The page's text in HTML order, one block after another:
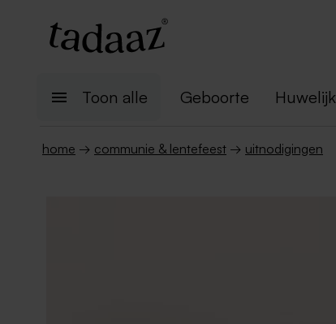
Toon alle Geboorte Huwelijk
home → communie & lentefeest → uitnodigingen